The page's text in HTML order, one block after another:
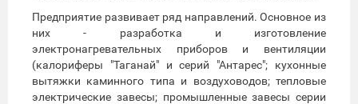
Предприятие развивает ряд направлений. Основное из
них - разработка и изготовление
электронагревательных приборов и вентиляции
(калориферы "Таганай" и серий "Антарес"; кухонные
вытяжки каминного типа и воздуховодов; тепловые
электрические завесы; промышленные завесы серии